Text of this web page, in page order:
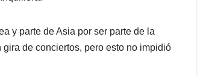
y parte de Asia por ser parte de la
de conciertos, pero esto no impidió